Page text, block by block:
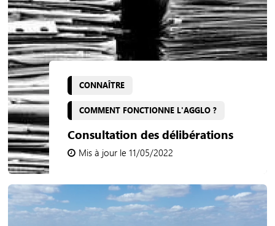
CONNAÎTRE
COMMENT FONCTIONNE L'AGGLO ?
Consultation des délibérations
Mis à jour le 11/05/2022